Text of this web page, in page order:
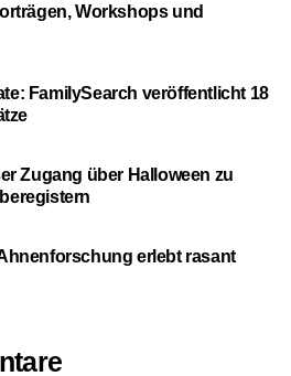
Workshops und
FamilySearch veröffentlicht 18
Zugang über Halloween zu
erlebt rasant